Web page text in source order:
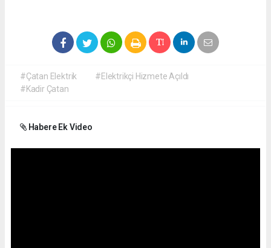
#Çatan Elektrik
#Elektrikçi Hizmete Açıldı
#Kadir Çatan
Habere Ek Video